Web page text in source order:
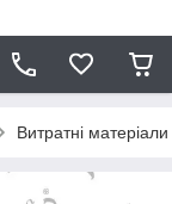
Витратні матеріали